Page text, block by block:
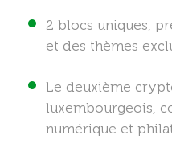
2 blocs uniques,
et des thèmes
Le deuxième
luxembourgeois,
numérique et